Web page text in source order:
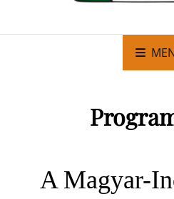
A Magyar-